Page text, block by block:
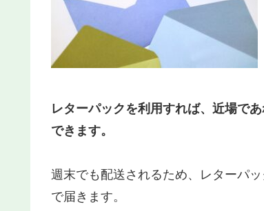
レターパックを利用すれば、近場で
できます。
週末でも配送されるため、レターパ
で届きます。